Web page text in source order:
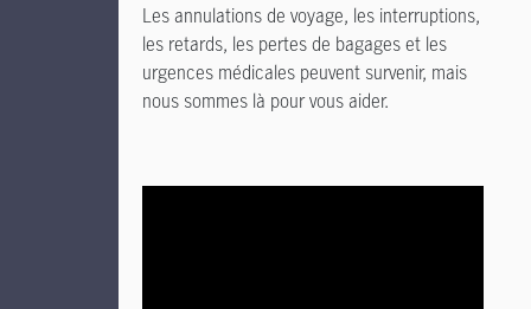
Les annulations de voyage, les interruptions,
les retards, les pertes de bagages et les
urgences médicales peuvent survenir, mais
nous sommes là pour vous aider.